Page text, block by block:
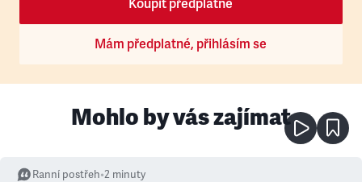
Koupit předplatné
Mám předplatné, přihlásím se
Mohlo by vás zajímat
Ranní postřeh•2 minuty